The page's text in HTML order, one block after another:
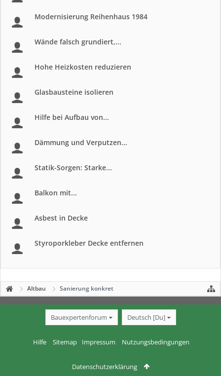
Modernisierung Reihenhaus 1984
Wände falsch grundiert,...
Hohe Heizkosten reduzieren
Glasbausteine isolieren
Hilfe bei Aufbau von...
Dämmung und Verputzen...
Statik-Sorgen: Starke...
Balkon mit...
Asbest in Decke
Styroporkleber Decke entfernen
Altbau Sanierung konkret
Bauexpertenforum Deutsch [Du]
Hilfe Sitemap Impressum Nutzungsbedingungen
Datenschutzerklärung